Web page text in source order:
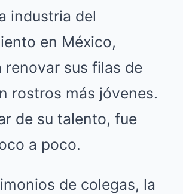
industria del
en México,
renovar sus filas de
rostros más jóvenes.
de su talento, fue
a poco.
de colegas, la